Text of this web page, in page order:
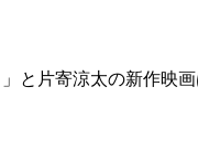
と片寄涼太の新作映